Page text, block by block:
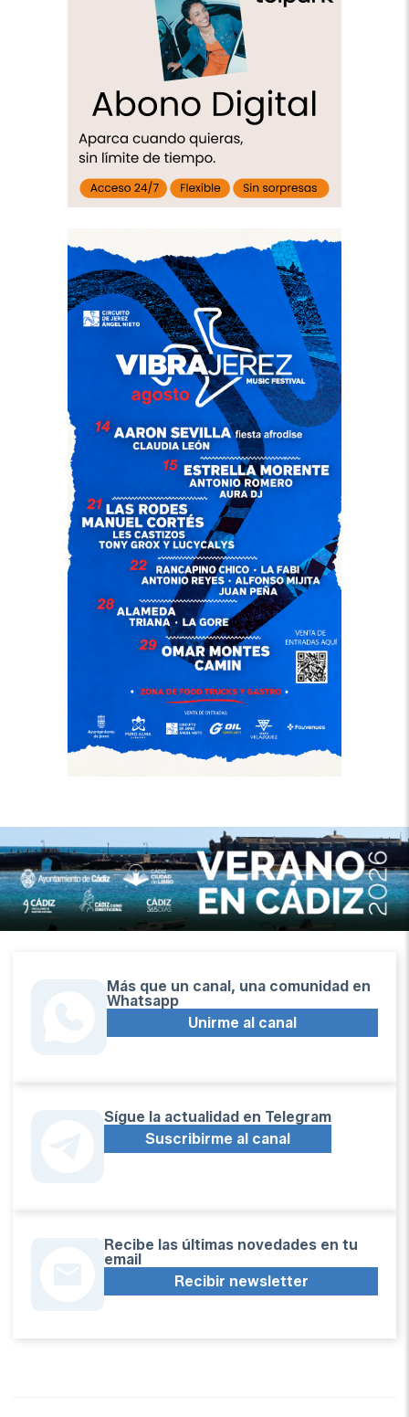
Más que un canal, una comunidad en
Whatsapp
Unirme al canal
Sígue la actualidad en Telegram
Suscribirme al canal
Recibe las últimas novedades en tu
email
Recibir newsletter